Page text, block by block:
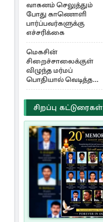
வாகனம் செலுத்தும்
போது காணொளி
பார்ப்பவர்களுக்கு
எச்சரிக்கை
மெகசின்
சிறைச்சாலைக்குள்
விழுந்த மர்மப்
பொதியால் வெடித்த
மோதல் - ஒருவர் பலி :
பலர் காயம்
சிறப்பு கட்டுரைகள்